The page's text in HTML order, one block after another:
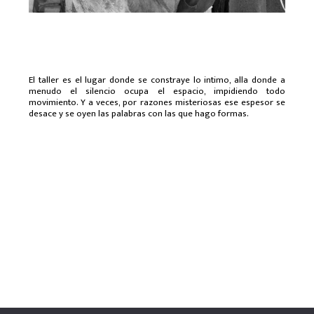
El taller es el lugar donde se constraye lo intimo, alla donde a
menudo el silencio ocupa el espacio, impidiendo todo
movimiento. Y a veces, por razones misteriosas ese espesor se
desace y se oyen las palabras con las que hago formas.